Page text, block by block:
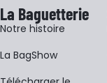
La Baguetterie
Notre histoire
La BagShow